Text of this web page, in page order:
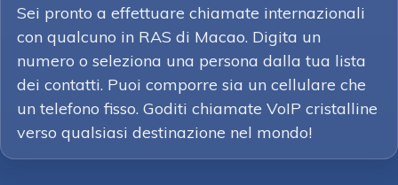
Sei pronto a effettuare chiamate internazionali
con qualcuno in RAS di Macao. Digita un
numero o seleziona una persona dalla tua lista
dei contatti. Puoi comporre sia un cellulare che
un telefono fisso. Goditi chiamate VoIP cristalline
verso qualsiasi destinazione nel mondo!